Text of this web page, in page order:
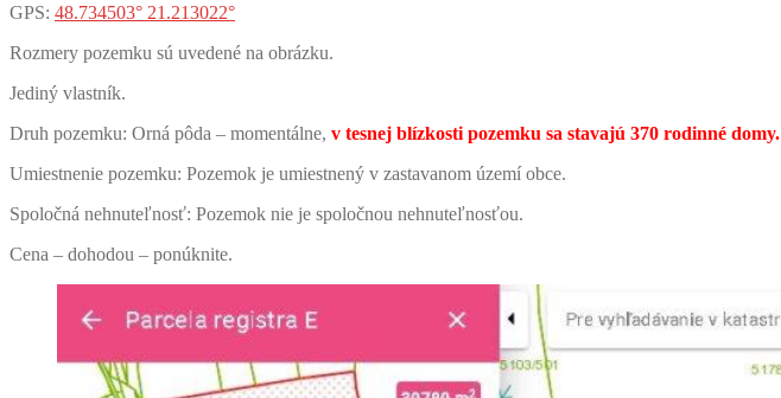
GPS: 48.734503° 21.213022°
Rozmery pozemku sú uvedené na obrázku.
Jediný vlastník.
Druh pozemku: Orná pôda – momentálne, v tesnej blízkosti pozemku sa stavajú 370 rodinné domy.
Umiestnenie pozemku: Pozemok je umiestnený v zastavanom území obce.
Spoločná nehnuteľnosť: Pozemok nie je spoločnou nehnuteľnosťou.
Cena – dohodou – ponúknite.